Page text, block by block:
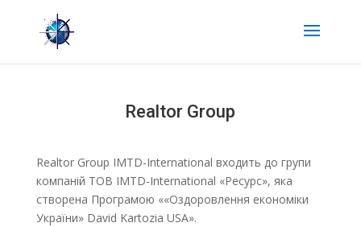
Realtor Group
Realtor Group IMTD-International входить до групи
компаній ТОВ IMTD-International «Ресурс», яка
створена Програмою ««Oздоровлення економіки
України» David Kartozia USA».